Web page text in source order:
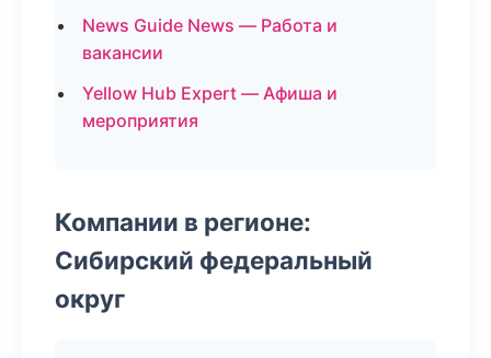
News Guide News — Работа и
вакансии
Yellow Hub Expert — Афиша и
мероприятия
Компании в регионе:
Сибирский федеральный
округ